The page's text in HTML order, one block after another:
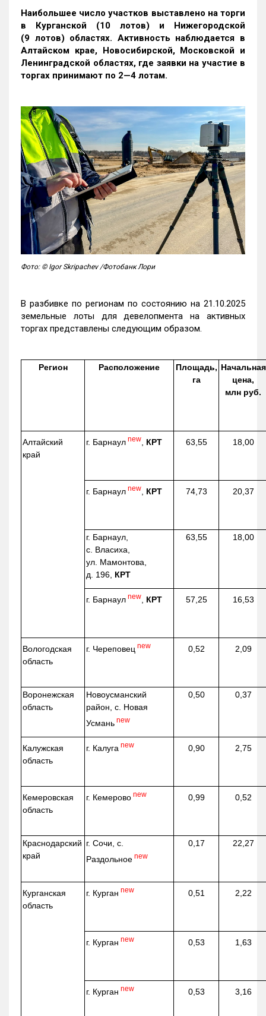
Наибольшее число участков выставлено на торги
в Курганской (10 лотов) и Нижегородской
(9 лотов) областях. Активность наблюдается в
Алтайском крае, Новосибирской, Московской и
Ленинградской областях, где заявки на участие в
торгах принимают по 2—4 лотам.
Фото: © Igor Skripachev /Фотобанк Лори
В разбивке по регионам по состоянию на 21.10.2025
земельные лоты для девелопмента на активных
торгах представлены следующим образом.
Регион Расположение
Площадь,
га
Начальная
цена,
млн руб.
Алтайский
край
г. Барнаул new КРТ 63,55 18,00
г. Барнаул new КРТ 74,73 20,37
г. Барнаул,
с. Власиха,
ул. Мамонтова,
д. 196, КРТ
63,55 18,00
г. Барнаул new КРТ 57,25 16,53
Вологодская
область
г. Череповец new 0,52 2,09
Воронежская
область
Новоусманский
район, с. Новая
Усмань new
0,50 0,37
Калужская
область
г. Калуга new 0,90 2,75
Кемеровская
область
г. Кемерово new 0,99 0,52
Краснодарский
край
г. Сочи, с.
Раздольное new
0,17 22,27
Курганская
область
г. Курган new 0,51 2,22
г. Курган new 0,53 1,63
г. Курган new 0,53 3,16